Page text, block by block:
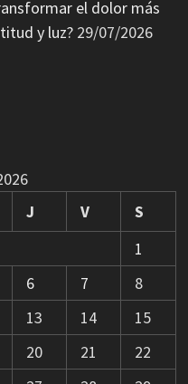
el dolor más
y luz? 29/07/2026
J V
S
1
6 7
8
13 14
15
20 21
22